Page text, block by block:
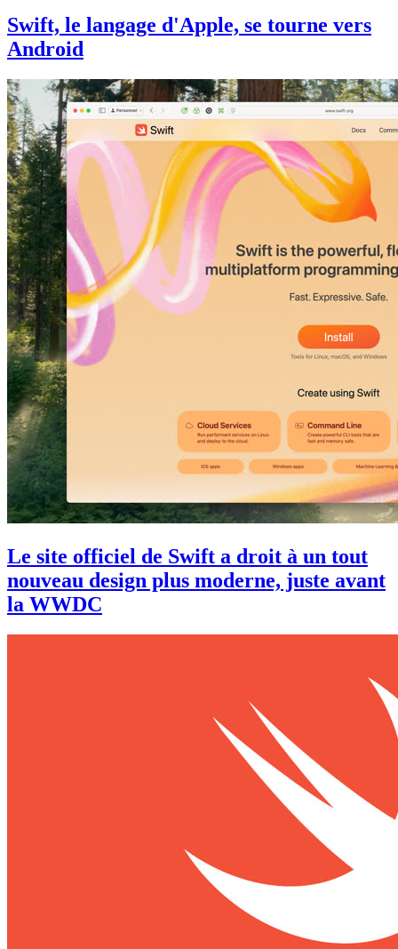
Swift, le langage d'Apple, se tourne vers
Android
Le site officiel de Swift a droit à un tout
nouveau design plus moderne, juste avant
la WWDC